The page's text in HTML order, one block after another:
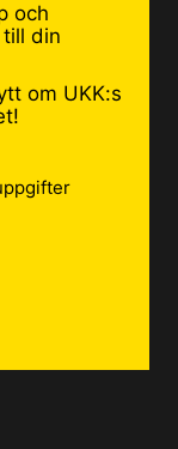
och
din
om UKK:s